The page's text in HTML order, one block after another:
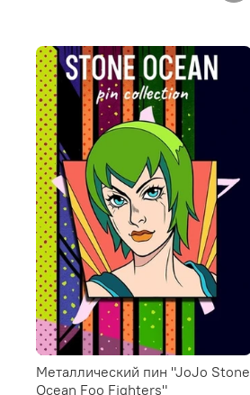
Металлический пин "JoJo Stone
Ocean Foo Fighters"